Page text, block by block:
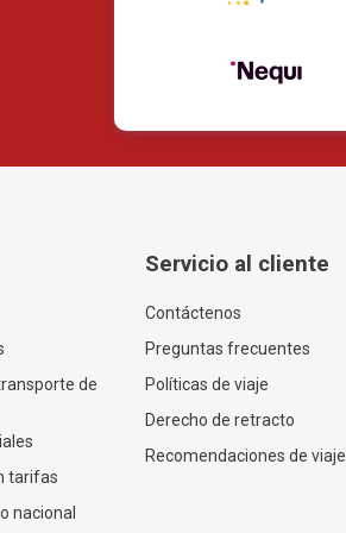
de
tarifas
nacional
Servicio al cliente
Contáctenos
Preguntas frecuentes
Políticas de viaje
Derecho de retracto
Recomendaciones de viaje